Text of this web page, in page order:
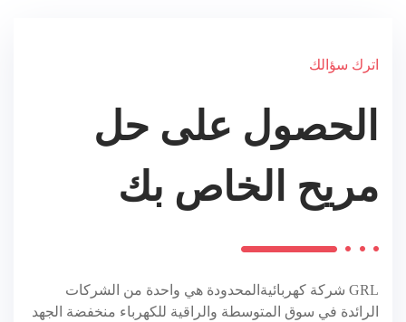
اترك سؤالك
الحصول على حل
مريح الخاص بك
GRL شركة كهربائيةالمحدودة هي واحدة من الشركات
الرائدة في سوق المتوسطة والراقية للكهرباء منخفضة الجهد